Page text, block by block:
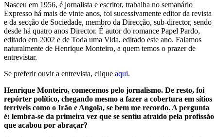
Nasceu em 1956, é jornalista e escritor, trabalha no semanário
Expresso há mais de vinte anos, foi sucessivamente editor da revista
e da secção de Sociedade, membro da Direcção, sub-director, sendo
desde há quatro anos Director. É autor do romance Papel Pardo,
editado em 2002 e de Toda uma Vida, editado este ano. Falamos
naturalmente de Henrique Monteiro, a quem temos o prazer de
entrevistar.
Se preferir ouvir a entrevista, clique aqui.
Henrique Monteiro, comecemos pelo jornalismo. De resto, foi
repórter político, chegando mesmo a fazer a cobertura em sítios
terríveis como o Irão e Angola, se bem me recordo. A pergunta
é: lembra-se da primeira vez que se sentiu atraído pela profissão
que acabou por abraçar?